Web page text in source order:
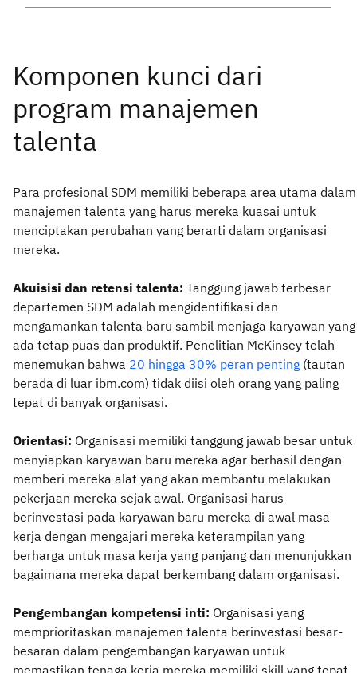
Para profesional SDM memiliki beberapa area utama dalam
manajemen talenta yang harus mereka kuasai untuk
menciptakan perubahan yang berarti dalam organisasi
mereka.
Akuisisi dan retensi talenta: Tanggung jawab terbesar
departemen SDM adalah mengidentifikasi dan
mengamankan talenta baru sambil menjaga karyawan yang
ada tetap puas dan produktif. Penelitian McKinsey telah
menemukan bahwa 20 hingga 30% peran penting (tautan
berada di luar ibm.com) tidak diisi oleh orang yang paling
tepat di banyak organisasi.
Orientasi: Organisasi memiliki tanggung jawab besar untuk
menyiapkan karyawan baru mereka agar berhasil dengan
memberi mereka alat yang akan membantu melakukan
pekerjaan mereka sejak awal. Organisasi harus
berinvestasi pada karyawan baru mereka di awal masa
kerja dengan mengajari mereka keterampilan yang
berharga untuk masa kerja yang panjang dan menunjukkan
bagaimana mereka dapat berkembang dalam organisasi.
Pengembangan kompetensi inti: Organisasi yang
memprioritaskan manajemen talenta berinvestasi besar-
besaran dalam pengembangan karyawan untuk
memastikan tenaga kerja mereka memiliki skill yang tepat